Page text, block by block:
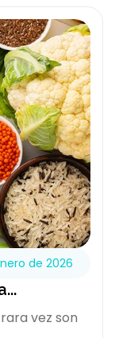
de 2026
vez son